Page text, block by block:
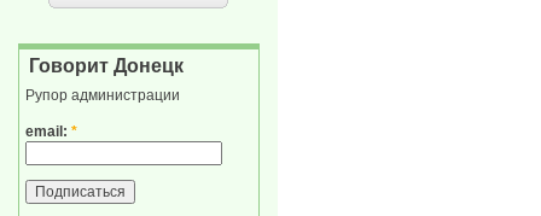
Говорит Донецк
Рупор администрации
email: *